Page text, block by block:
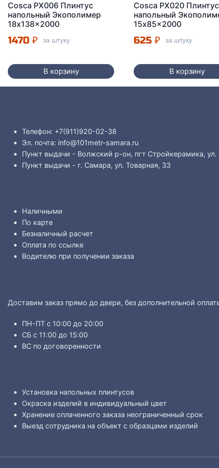
Cosca PX006 Плинтус
напольный Экополимер
18x138x2000
1470 ₽ за штуку
В корзину
Cosca PX020 Плинтус
напольный
15x85x2000
625₽ за штуку
В корзину
Телефон: +7(911)920-02-38
Эл. почта: info@101metr-samara.ru
Пункт выдачи - Волжский р-он, пгт Стройкерамика,
Пункт выдачи - г. Самара, ул. Товарная, 33
Наличными
По карте
Безналичный расчет
Оплата по ссылке
Водителю при получении заказа
Доставим заказ прямо до двери, без дополнительной
ПН-ПТ с 10:00 до 20:00
СБ с 11:00 до 15:00
ВС по договоренности
Установка напольных плинтусов
Окраска изделий в индивидуальный цвет
Хранение оплаченного заказа неограниченный срок
Выезд сотрудника на объект с образцами изделий